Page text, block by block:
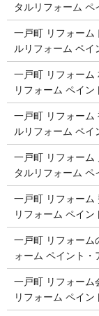
タルリフォーム
一戸町 リフォーム
ルリフォーム ペイ
一戸町 リフォーム
リフォーム ペイ
一戸町 リフォーム
ルリフォーム ペイ
一戸町 リフォーム
タルリフォーム
一戸町 リフォーム
リフォーム ペイ
一戸町 リフォーム
ォーム ペイント・
一戸町 リフォーム
リフォーム ペイ